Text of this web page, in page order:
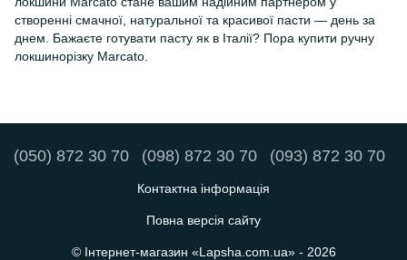
створенні смачної, натуральної та красивої пасти — день за
днем. Бажаєте готувати пасту як в Італії? Пора купити ручну
локшинорізку Marcato.
(050) 872 30 70 (098) 872 30 70 (093) 872 30 70
Контактна інформація
Повна версія сайту
© Інтернет-магазин «Lapsha.com.ua» - 2026